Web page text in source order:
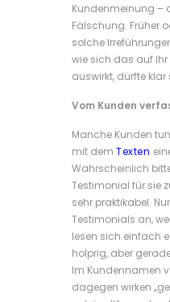
Kundenmeinung –
Fälschung. Früher
solche
wie sich das auf
auswirkt, dürfte klar
Vom Kunden
Manche Kunden
mit dem Texten
Wahrscheinlich
Testimonial für sie
sehr praktikabel.
Testimonials an,
lesen sich einfach
holprig, aber
Im Kundennamen
dagegen wirken